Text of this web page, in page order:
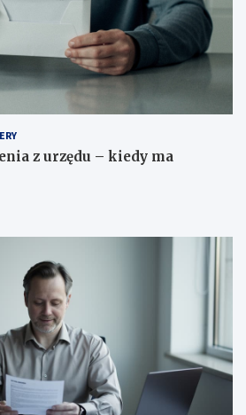
z urzędu – kiedy ma